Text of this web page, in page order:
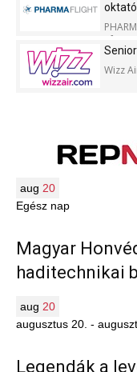
Kft.
Wizz
aug 20
Egész nap
Magyar
haditechnikai
aug 20
augusztus 20. -
Legendák a